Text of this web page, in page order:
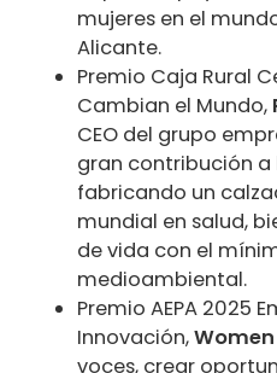
mujeres en el
Alicante.
Premio Caja Rural
Cambian el Mundo,
CEO del grupo
gran contribución
fabricando un
mundial en salud,
de vida con el
medioambiental.
Premio AEPA 2025
Innovación,Women
voces, crear